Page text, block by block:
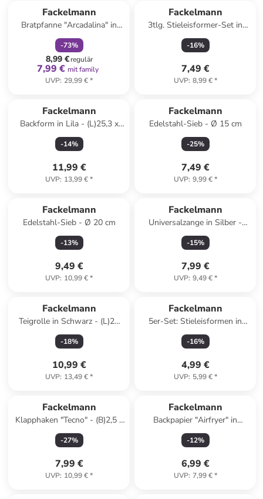
Fackelmann
Bratpfanne "Arcadalina" in
Weiß - Ø 28 cm
-73%
8,99 €regulär
7,99 € mit family
UVP: 29,99 €*
Fackelmann
3tlg. Stieleisformer-Set in
Koralle
-16%
7,49 €
UVP: 8,99 €*
Fackelmann
Backform in Lila - (L)25,3 x
(B)19,6 x (H)2,1 cm
-14%
11,99 €
UVP: 13,99 €*
Fackelmann
Edelstahl-Sieb - Ø 15 cm
-25%
7,49 €
UVP: 9,99 €*
Fackelmann
Edelstahl-Sieb - Ø 20 cm
-13%
9,49 €
UVP: 10,99 €*
Fackelmann
Universalzange in Silber -
(L)35 cm
-15%
7,99 €
UVP: 9,49 €*
Fackelmann
Teigrolle in Schwarz - (L)21
cm
-18%
10,99 €
UVP: 13,49 €*
Fackelmann
5er-Set: Stieleisformen in
Bunt - (B)5 x (H)8 x (T)4 cm
-16%
4,99 €
UVP: 5,99 €*
Fackelmann
Klapphaken "Tecno" - (B)2,5 x
(H)23,5 x (T)21,5 cm
-27%
7,99 €
UVP: 10,99 €*
Fackelmann
Backpapier "Airfryer" in
Hellbraun - 50 Stück
-12%
6,99 €
UVP: 7,99 €*